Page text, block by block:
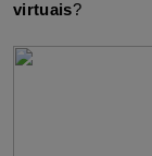
virtuais?